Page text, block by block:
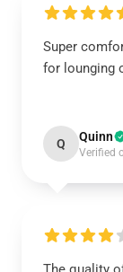
Super
for lounging
Q Quinn
Verified